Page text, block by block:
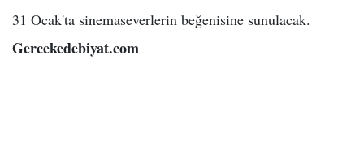
31 Ocak'ta sinemaseverlerin beğenisine sunulacak.
Gercekedebiyat.com